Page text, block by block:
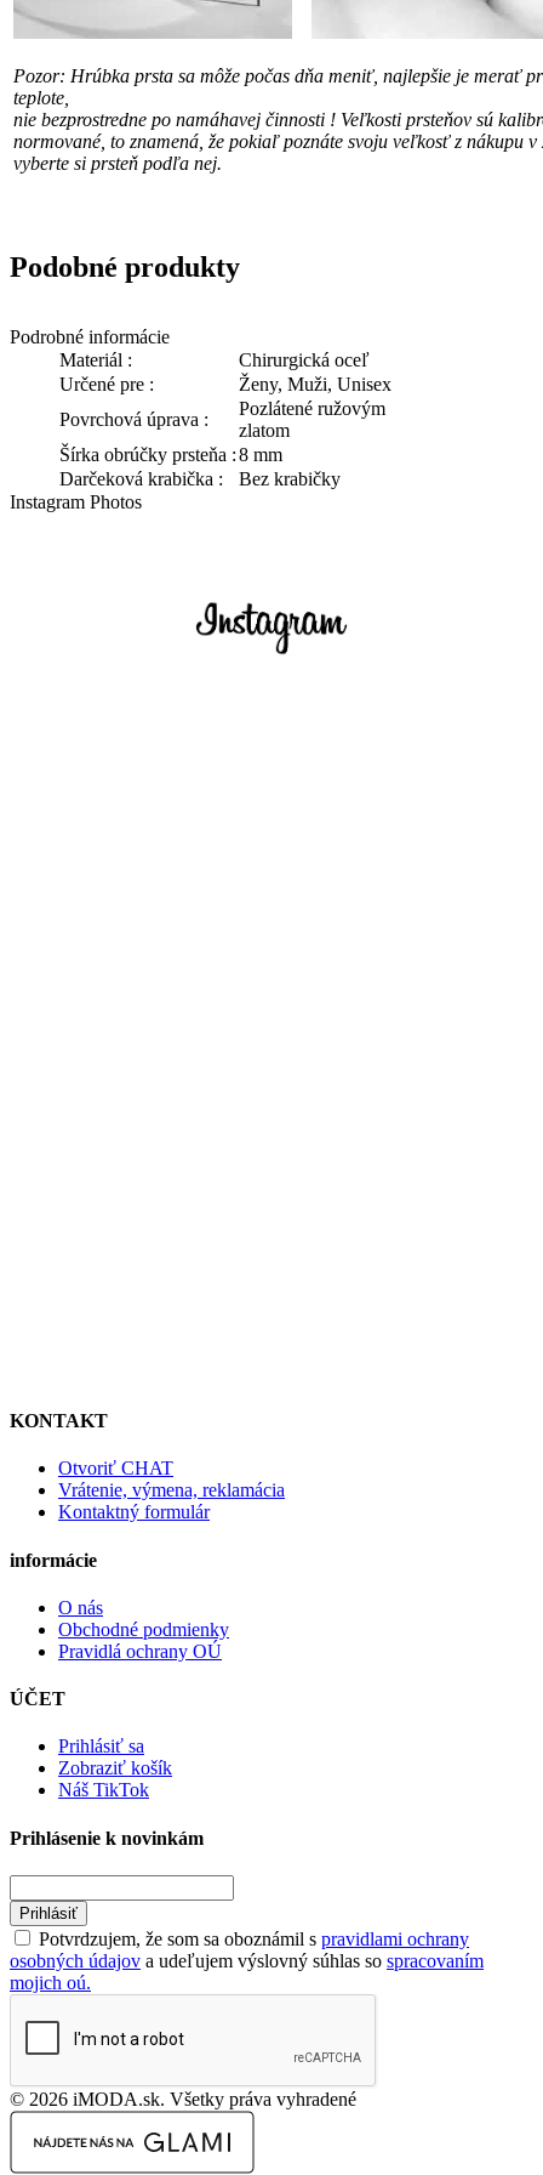
Pozor: Hrúbka prsta sa môže počas dňa meniť, najlepšie je merať
teplote,
nie bezprostredne po namáhavej činnosti ! Veľkosti prsteňov sú
normované, to znamená, že pokiaľ poznáte svoju veľkosťz nákupu v
vyberte si prsteň podľa nej.
Podrobné informácie
Materiál :
Chirurgická oceľ
Určené pre :
Ženy, Muži, Unisex
Povrchová úprava :
Pozlátené ružovým
zlatom
Šírka obrúčky prsteňa :8 mm
Darčeková krabička :
Bez krabičky
Instagram Photos
Podobné produkty
KONTAKT
Otvoriť CHAT
Vrátenie, výmena, reklamácia
Kontaktný formulár
informácie
O nás
Obchodné podmienky
Pravidlá ochrany OÚ
ÚČET
Prihlásiť sa
Zobraziť košík
Náš TikTok
Prihlásenie k novinkám
Prihlásiť
Potvrdzujem, že som sa oboznámil s pravidlami ochrany
osobných údajov a udeľujem výslovný súhlas so spracovaním
mojich oú.
© 2026 iMODA.sk. Všetky práva vyhradené